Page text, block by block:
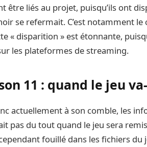
être liés au projet, puisqu’ils ont
se refermait. C’est notamment le
« disparition » est étonnante,
les plateformes de streaming.
11 : quand le jeu
actuellement à son comble, les
pas du tout quand le jeu sera
fouillé dans les fichiers